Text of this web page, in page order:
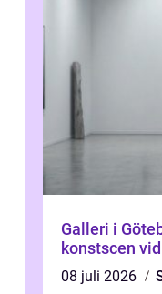
Galleri i
konstscen
08 juli 2026